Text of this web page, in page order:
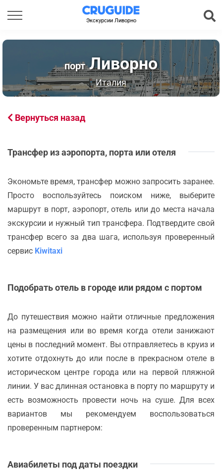
Экскурсии Ливорно
портЛиворно
Италия
Вернуться назад
Трансфер из аэропорта, порта или отеля
Экономьте время, трансфер можно запросить заранее.
Просто воспользуйтесь поиском ниже, выберите
маршрут в порт, аэропорт, отель или до места начала
экскурсии и нужный тип трансфера. Подтвердите свой
трансфер всего за два шага, используя проверенный
сервис Kiwitaxi
Подобрать отель в городе или рядом с портом
До путешествия можно найти отличные предложения
на размещения или во время когда отели занижают
цены в последний момент. Вы отправляетесь в круиз и
хотите отдохнуть до или после в прекрасном отеле в
историческом центре города или на первой пляжной
линии. У вас длинная остановка в порту по маршруту и
есть возможность провести ночь на суше. Для всех
вариантов мы рекомендуем воспользоваться
проверенным партнером:
Авиабилеты под даты поездки